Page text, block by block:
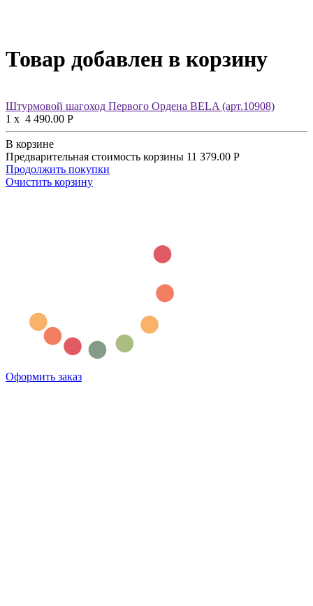
Товар добавлен в корзину
Штурмовой шагоход Первого Ордена BELA (арт.10908)
1 x 4 490.00 Р
В корзине
Предварительная стоимость корзины 11 379.00 Р
Продолжить покупки
Очистить корзину
Оформить заказ